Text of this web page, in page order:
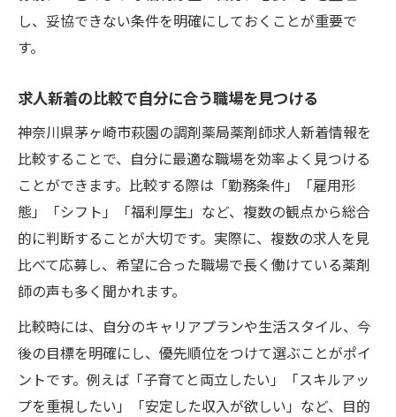
し、妥協できない条件を明確にしておくことが重要で
す。
求人新着の比較で自分に合う職場を見つける
神奈川県茅ヶ崎市萩園の調剤薬局薬剤師求人新着情報を
比較することで、自分に最適な職場を効率よく見つける
ことができます。比較する際は「勤務条件」「雇用形
態」「シフト」「福利厚生」など、複数の観点から総合
的に判断することが大切です。実際に、複数の求人を見
比べて応募し、希望に合った職場で長く働けている薬剤
師の声も多く聞かれます。
比較時には、自分のキャリアプランや生活スタイル、今
後の目標を明確にし、優先順位をつけて選ぶことがポイ
ントです。例えば「子育てと両立したい」「スキルアッ
プを重視したい」「安定した収入が欲しい」など、目的